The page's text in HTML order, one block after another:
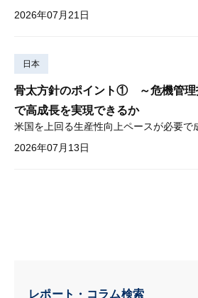
2026年07月21日
日本
骨太方針のポイント① ～危機管理
で高成長を実現できるか
2026年07月13日
レポート・コラム検索